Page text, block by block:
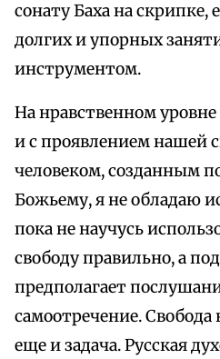
сонату Баха на скрипке,
долгих и упорных
инструментом.
На нравственном
и с проявлением нашей
человеком, созданным
Божьему, я не обладаю
пока не научусь
свободу правильно, а
предполагает
самоотречение. Свобода
еще и задача. Русская